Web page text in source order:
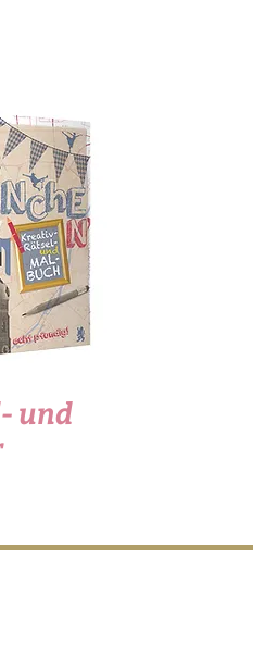
und